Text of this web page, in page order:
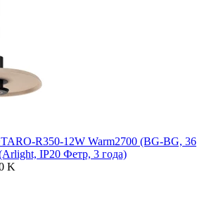
R350-12W Warm2700 (BG-BG, 36
IP20 Фетр, 3 года)
K